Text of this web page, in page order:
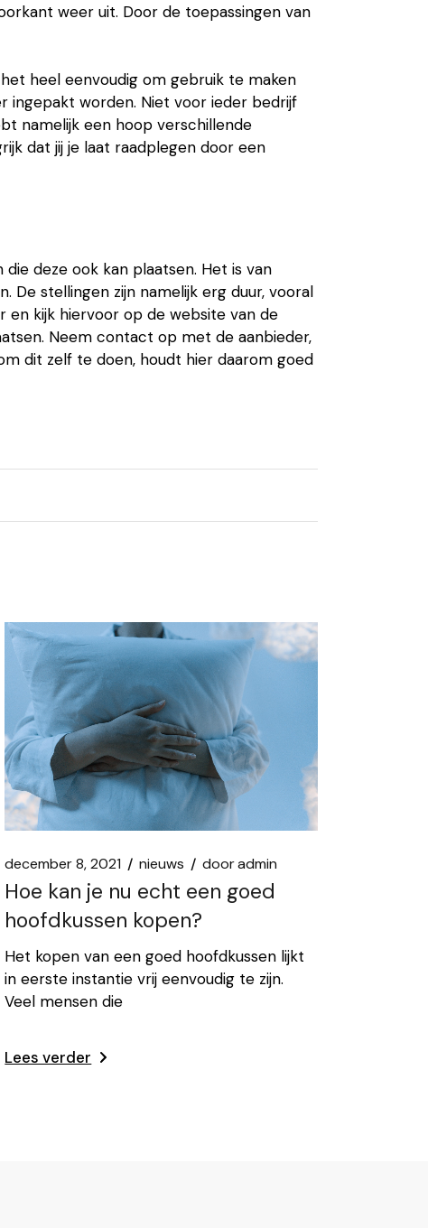
weer uit. Door de toepassingen van
heel eenvoudig om gebruik te maken
ingepakt worden. Niet voor ieder bedrijf
namelijk een hoop verschillende
dat jij je laat raadplegen door een
deze ook kan plaatsen. Het is van
De stellingen zijn namelijk erg duur, vooral
en kijk hiervoor op de website van de
Neem contact op met de aanbieder,
dit zelf te doen, houdt hier daarom goed
december 8, 2021 nieuws dooradmin
Hoe kan je nu echt een goed
hoofdkussen kopen?
Het kopen van een goed hoofdkussen lijkt
in eerste instantie vrij eenvoudig te zijn.
Veel mensen die
Lees verder